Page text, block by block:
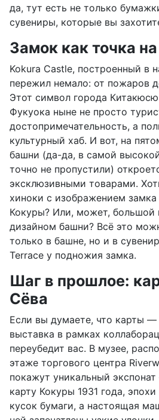
да, тут есть не только
сувениры, которые вы
Замок как точка
Kokura Castle, построенный в
пережил немало: от пожаров
Этот символ города
Фукуока ныне не просто
достопримечательность, а
культурный хаб. И вот, на
башни (да-да, в самой
точно не пропустили)
эксклюзивными товарами.
хиноки с изображением
Кокуры? Или, может, большой
дизайном башни? Всё это
только в башне, но и в
Terrace у подножия замка.
Шаг в прошлое:
Сёва
Если вы думаете, что карты —
выставка в рамках
переубедит вас. В музее,
этаже торгового центра
покажут уникальный
карту Кокуры 1931 года,
кусок бумаги, а настоящая